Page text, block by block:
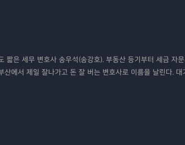
짧은 세무 변호사 송우석(송강호). 부동산 등기부터 세금 자
산에서 제일 잘나가고 돈 잘 버는 변호사로 이름을 날린다. 대